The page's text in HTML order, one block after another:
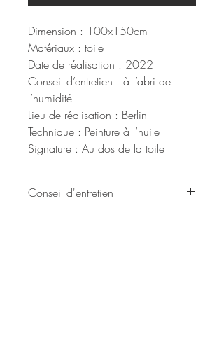
Dimension : 100x150cm
Matériaux : toile
Date de réalisation : 2022
Conseil d’entretien : à l’abri de
l’humidité
Lieu de réalisation : Berlin
Technique : Peinture à l’huile
Signature : Au dos de la toile
Conseil d'entretien